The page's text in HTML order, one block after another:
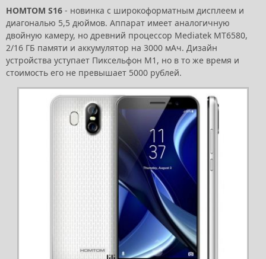
HOMTOM S16 - новинка с широкоформатным дисплеем и
диагональю 5,5 дюймов. Аппарат имеет аналогичную
двойную камеру, но древний процессор Mediatek MT6580,
2/16 ГБ памяти и аккумулятор на 3000 мАч. Дизайн
устройства уступает Пиксельфон М1, но в то же время и
стоимость его не превышает 5000 рублей.